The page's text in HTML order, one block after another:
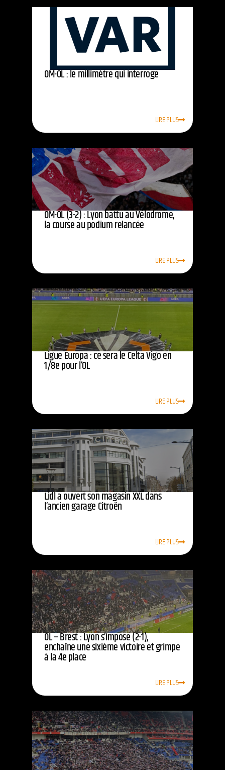
OM-OL : le millimètre qui interroge
LIRE PLUS
OM-OL (3-2) : Lyon battu au Vélodrome,
la course au podium relancée
LIRE PLUS
Ligue Europa : ce sera le Celta Vigo en
1/8e pour l’OL
LIRE PLUS
Lidl a ouvert son magasin XXL dans
l’ancien garage Citroën
LIRE PLUS
OL – Brest : Lyon s’impose (2-1),
enchaîne une sixième victoire et grimpe
à la 4e place
LIRE PLUS